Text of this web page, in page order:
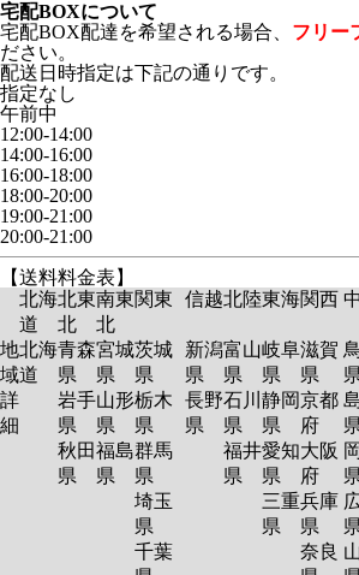
宅配BOXについて
宅配BOX配達を希望される場合、 フリー
ださい。
配送日時指定は下記の通りです。
指定なし
午前中
12:00-14:00
14:00-16:00
16:00-18:00
18:00-20:00
19:00-21:00
20:00-21:00
【送料料金表】
北海
道
北東
北
南東
北
関東 信越北陸東海関西
地
域
詳
細
北海
道
青森
県
岩手
県
秋田
県
宮城
県
山形
県
福島
県
茨城
県
栃木
県
群馬
県
埼玉
県
千葉
新潟
県
長野
県
富山
県
石川
県
福井
県
岐阜
県
静岡
県
愛知
県
三重
県
滋賀
県
京都
府
大阪
府
兵庫
県
奈良